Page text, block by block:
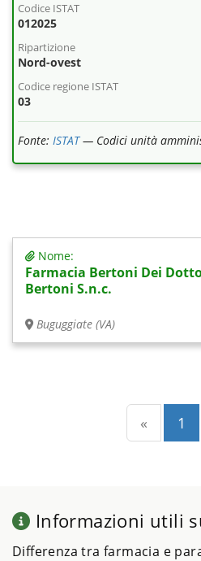
Codice ISTAT
012025
Ripartizione
Nord-ovest
Codice regione ISTAT
03
Fonte: ISTAT— Codici unità
Nome:
Farmacia Bertoni Dei
Bertoni S.n.c.
Buguggiate (VA)
« 1
Informazioni utili
Differenza tra farmacia e